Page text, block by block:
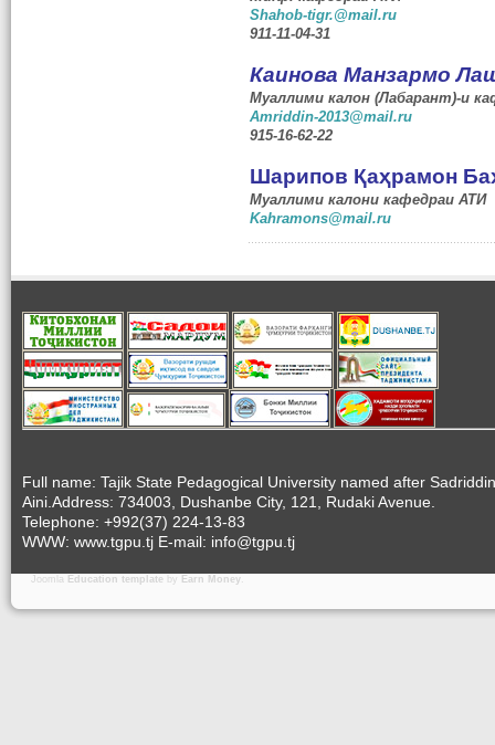
Shahob-tigr.@mail.ru
911-11-04-31
Каинова Манзармо
Муаллими калон (Лабарант)-и
Amriddin-2013@mail.ru
915-16-62-22
Шарипов Қаҳрамон
Муаллими калони кафедраи АТИ
Kahramons@mail.ru
Full name: Tajik State Pedagogical University named after Sadriddin
Aini.Address: 734003, Dushanbe City, 121, Rudaki Avenue.
Telephone: +992(37) 224-13-83
WWW: www.tgpu.tj E-mail: info@tgpu.tj
Joomla Education template by Earn Money.